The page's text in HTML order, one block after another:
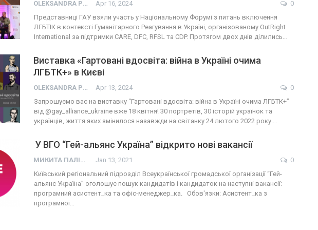
OLEKSANDRA PRESS Apr 16, 2024
0
Представниці ГАУ взяли участь у Національному Форумі з питань включення
ЛГБТІК в контексті Гуманітарного Реагування в Україні, організованому OutRight
International за підтримки CARE, DFC, RFSL та CDP. Протягом двох днів ділились…
Виставка «Гартовані вдосвіта: війна в Україні очима
ЛГБТК+» в Києві
OLEKSANDRA PRESS Apr 13, 2024
0
Запрошуємо вас на виставку “Гартовані вдосвіта: війна в Україні очима ЛГБТК+”
від @gay_alliance_ukraine вже 18 квітня! 30 портретів, 30 історій українок та
українців, життя яких змінилося назавжди на світанку 24 лютого 2022 року.…
У ВГО “Гей-альянс Україна” відкрито нові вакансії
МИКИТА ПАЛІЙ Jan 13, 2021
0
Київський регіональний підрозділ Всеукраїнської громадської організації “Гей-
альянс Україна” оголошує пошук кандидатів і кандидаток на наступні вакансії:
програмний асистент_ка та офіс-менеджер_ка. Обов'язки: Асистент_ка з
програмної…